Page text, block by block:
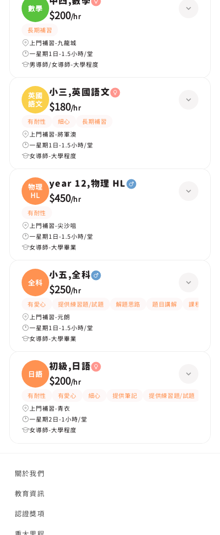
數學 $200/hr
長期補習
上門補習-九龍城
一星期1日-1.5小時/堂
男導師/女導師-大學程度
英國
語文
小三,英國語文
$180/hr
有耐性 細心
長期補習
上門補習-將軍澳
一星期1日-1.5小時/堂
女導師-大學程度
物理
HL
year 12,物理 HL
$450/hr
有耐性
上門補習-尖沙咀
一星期1日-1.5小時/堂
女導師-大學畢業
全科
小五,全科
$250/hr
有愛心 提供練習題/試題 解題思路 題目講解
課程設計
上門補習-元朗
一星期1日-1.5小時/堂
女導師-大學畢業
日語
初級,日語
$200/hr
有耐性 有愛心 細心 提供筆記 提供練習題/試題
上門補習-青衣
一星期2日-1小時/堂
女導師-大學程度
關於我們
教育資訊
認證獎項